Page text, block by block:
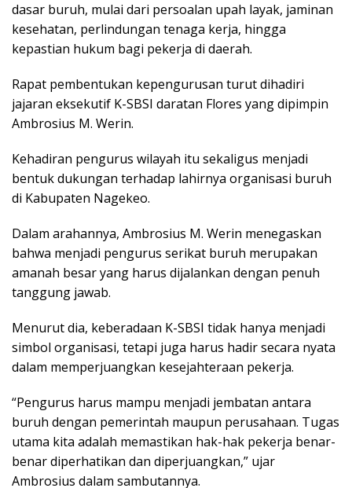
dasar buruh, mulai dari persoalan upah layak, jaminan
kesehatan, perlindungan tenaga kerja, hingga
kepastian hukum bagi pekerja di daerah.
Rapat pembentukan kepengurusan turut dihadiri
jajaran eksekutif K-SBSI daratan Flores yang dipimpin
Ambrosius M. Werin.
Kehadiran pengurus wilayah itu sekaligus menjadi
bentuk dukungan terhadap lahirnya organisasi buruh
di Kabupaten Nagekeo.
Dalam arahannya, Ambrosius M. Werin menegaskan
bahwa menjadi pengurus serikat buruh merupakan
amanah besar yang harus dijalankan dengan penuh
tanggung jawab.
Menurut dia, keberadaan K-SBSI tidak hanya menjadi
simbol organisasi, tetapi juga harus hadir secara nyata
dalam memperjuangkan kesejahteraan pekerja.
“Pengurus harus mampu menjadi jembatan antara
buruh dengan pemerintah maupun perusahaan. Tugas
utama kita adalah memastikan hak-hak pekerja benar-
benar diperhatikan dan diperjuangkan,” ujar
Ambrosius dalam sambutannya.